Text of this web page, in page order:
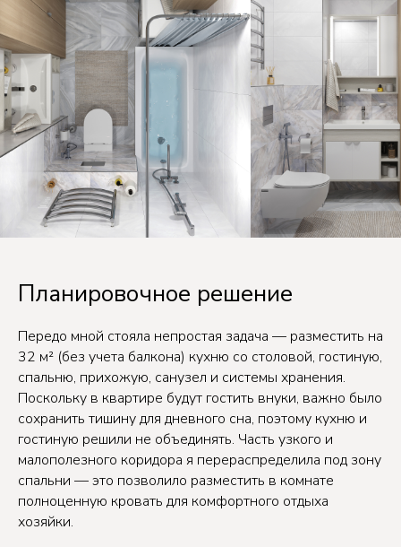
Планировочное решение
Передо мной стояла непростая задача — разместить на
32 м² (без учета балкона) кухню со столовой, гостиную,
спальню, прихожую, санузел и системы хранения.
Поскольку в квартире будут гостить внуки, важно было
сохранить тишину для дневного сна, поэтому кухню и
гостиную решили не объединять. Часть узкого и
малополезного коридора я перераспределила под зону
спальни — это позволило разместить в комнате
полноценную кровать для комфортного отдыха
хозяйки.